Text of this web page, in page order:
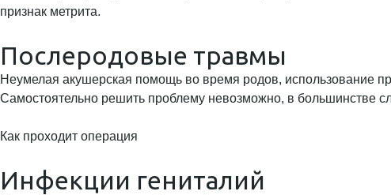
признак метрита.
Послеродовые травмы
Неумелая акушерская помощь во время родов, использование
Самостоятельно решить проблему невозможно, в большинстве
Как проходит операция
Инфекции гениталий